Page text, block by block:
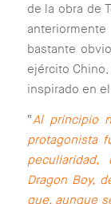
de la obra de
bastante
ejército
inspirado en
“Al principio
protagonista
Dragon Boy,
que, aunque